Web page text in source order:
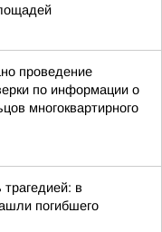
проведение
по информации о
многоквартирного
в
погибшего